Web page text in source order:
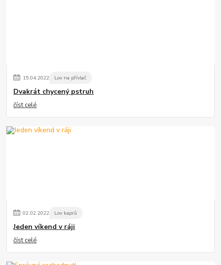
15.04.2022 Lov na přívlač
Dvakrát chycený pstruh
číst celé
02.02.2022 Lov kaprů
Jeden víkend v ráji
číst celé